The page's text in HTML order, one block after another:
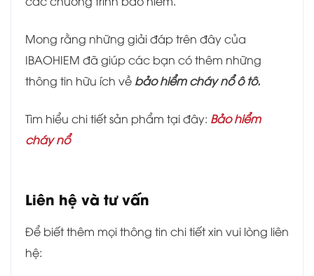
Mong rằng những giải đáp trên đây của
IBAOHIEM đã giúp các bạn có thêm những
thông tin hữu ích về bảo hiểm cháy nổ ô tô.
Tìm hiểu chi tiết sản phẩm tại đây: Bảo hiểm
cháy nổ
Liên hệ và tư vấn
Để biết thêm mọi thông tin chi tiết xin vui lòng liên
hệ: